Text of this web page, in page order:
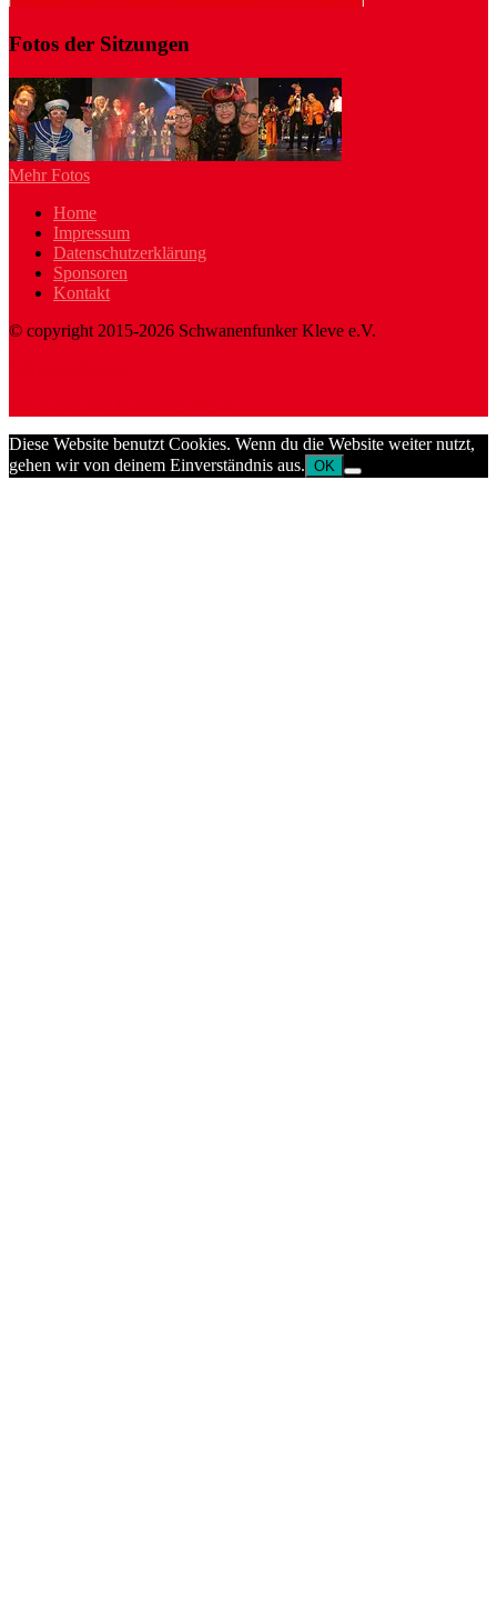
Fotos der Sitzungen
Mehr Fotos
Home
Impressum
Datenschutzerklärung
Sponsoren
Kontakt
© copyright 2015-2026 Schwanenfunker Kleve e.V.
Diese Website benutzt Cookies. Wenn du die Website weiter nutzt,
gehen wir von deinem Einverständnis aus. OK